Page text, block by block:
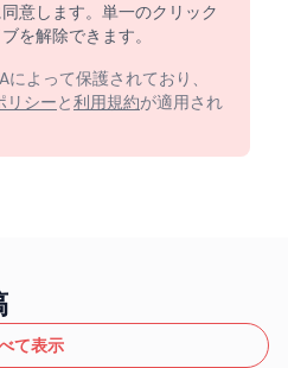
意します。単一のクリック
を解除できます。
よって保護されており、
リシーと利用規約が適用され
て表示